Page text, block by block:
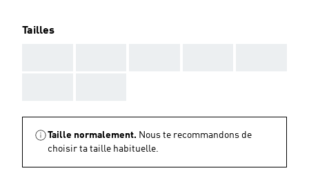
Tailles
Taille normalement. Nous te recommandons de
choisir ta taille habituelle.